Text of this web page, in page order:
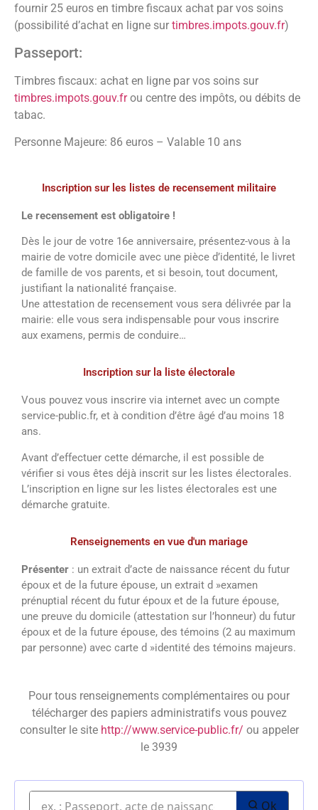
fournir 25 euros en timbre fiscaux achat par vos soins
(possibilité d’achat en ligne sur timbres.impots.gouv.fr)
Passeport:
Timbres fiscaux: achat en ligne par vos soins sur
timbres.impots.gouv.frou centre des impôts, ou débits de
tabac.
Personne Majeure: 86 euros – Valable 10 ans
Inscription sur les listes de recensement militaire
Le recensement est obligatoire !
Dès le jour de votre 16e anniversaire, présentez-vous à la
mairie de votre domicile avec une pièce d’identité, le livret
de famille de vos parents, et si besoin, tout document,
justifiant la nationalité française.
Une attestation de recensement vous sera délivrée par la
mairie: elle vous sera indispensable pour vous inscrire
aux examens, permis de conduire…
Inscription sur la liste électorale
Vous pouvez vous inscrire via internet avec un compte
service-public.fr, et à condition d’être âgé d’au moins 18
ans.
Avant d’effectuer cette démarche, il est possible de
vérifier si vous êtes déjà inscrit sur les listes électorales.
L’inscription en ligne sur les listes électorales est une
démarche gratuite.
Renseignements en vue d'un mariage
Présenter : un extrait d’acte de naissance récent du futur
époux et de la future épouse, un extrait d »examen
prénuptial récent du futur époux et de la future épouse,
une preuve du domicile (attestation sur l’honneur) du futur
époux et de la future épouse, des témoins (2 au maximum
par personne) avec carte d »identité des témoins majeurs.
Pour tous renseignements complémentaires ou pour
télécharger des papiers administratifs vous pouvez
consulter le site http://www.service-public.fr/ ou appeler
le 3939
Ok